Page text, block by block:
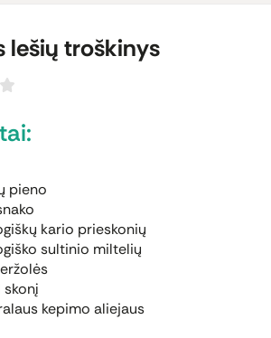
lešių troškinys
pieno
kario prieskonių
sultinio miltelių
skonį
kepimo aliejaus